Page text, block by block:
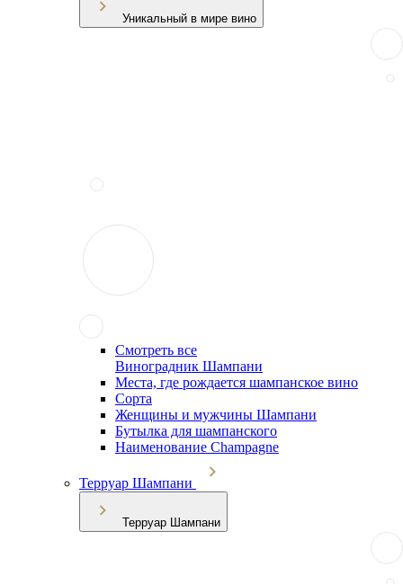
Уникальный в мире вино
Смотреть все
Виноградник Шампани
Места, где рождается шампанское вино
Сорта
Женщины и мужчины Шампани
Бутылка для шампанского
Наименование Champagne
Терруар Шампани
Терруар Шампани